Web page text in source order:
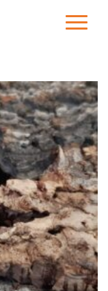
Toggle